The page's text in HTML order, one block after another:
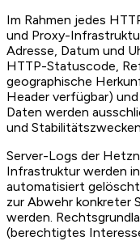
Im Rahmen jedes
und Proxy-
Adresse, Datum und
HTTP-Statuscode,
geographische
Header verfügbar)
Daten werden
und
Server-Logs der
Infrastruktur werden
automatisiert
zur Abwehr konkreter
werden.
(berechtigtes